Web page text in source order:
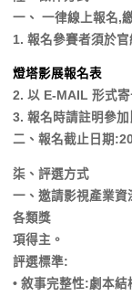
一、 一律線上報名,
1. 報名參賽者須於
燈塔影展報名表
2. 以 E-MAIL 形式
3. 報名時請註明參加
二、報名截止日期
柒、評選方式
一、邀請影視產業資
各類獎
項得主。
評選標準:
• 敘事完整性:劇本結